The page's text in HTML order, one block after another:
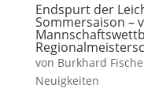
Endspurt der
Sommersaison –
von Burkhard
Neuigkeiten